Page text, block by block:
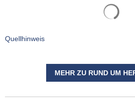
Quellhinweis
MEHR ZU RUND UM